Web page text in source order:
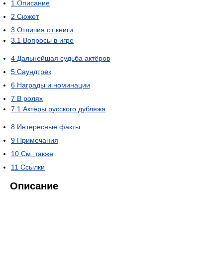
1 Описание
2 Сюжет
3 Отличия от книги
3.1 Вопросы в игре
4 Дальнейшая судьба актёров
5 Саундтрек
6 Награды и номинации
7 В ролях
7.1 Актёры русского дубляжа
8 Интересные факты
9 Примечания
10 См. также
11 Ссылки
Описание